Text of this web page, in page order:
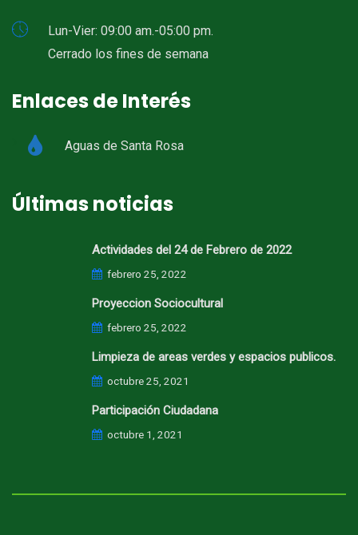
Lun-Vier: 09:00 am.-05:00 pm.
Cerrado los fines de semana
Enlaces de Interés
Aguas de Santa Rosa
Últimas noticias
Actividades del 24 de Febrero de 2022
febrero 25, 2022
Proyeccion Sociocultural
febrero 25, 2022
Limpieza de areas verdes y espacios publicos.
octubre 25, 2021
Participación Ciudadana
octubre 1, 2021